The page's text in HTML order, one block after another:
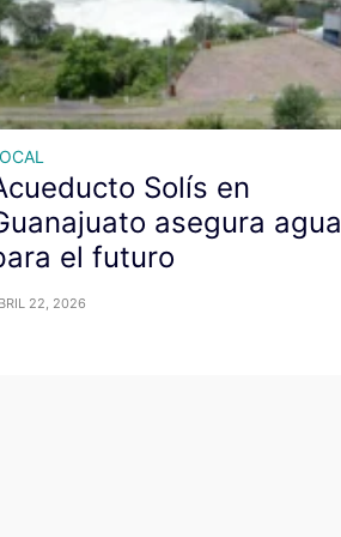
Solís en
asegura agua
el futuro
22, 2026